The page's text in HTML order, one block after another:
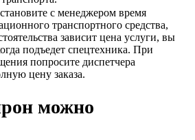
с менеджером время
транспортного средства,
зависит цена услуги, вы
подъедет спецтехника. При
попросите диспетчера
цену заказа.
можно